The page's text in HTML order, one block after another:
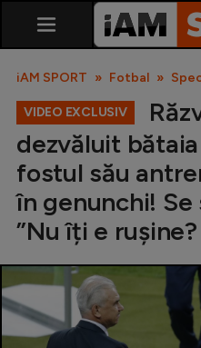
SuperLiga
Liga 2
Cupa
Echipa
iAM SPORT Fotbal
VIDEO EXCLUSIV
dezvăluit
fostul său
în genunchi!
”Nu îți e